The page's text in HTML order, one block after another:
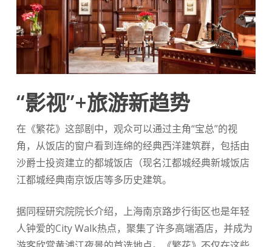
“影视”+旅游新趋势
在《繁花》这部剧中，观众可以通过主角“宝总”的视
角，从饭店的窗户看到连绵的经典西洋建筑群，包括由
沙爵士投资建立的都城饭店（现名江都城经典新城饭店
江都城经典南京饭店等多历史建筑。
据同程研究院院长介绍，上海南京路步行街区也是年轻
人钟爱的City Walk热点，聚集了许多高端酒店，并成为